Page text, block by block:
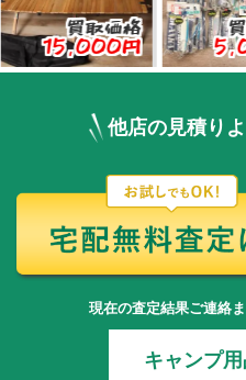
買取価格
円
買取価格
5,000円
他店の見積り
現在の査定結果ご連絡
キャンプ